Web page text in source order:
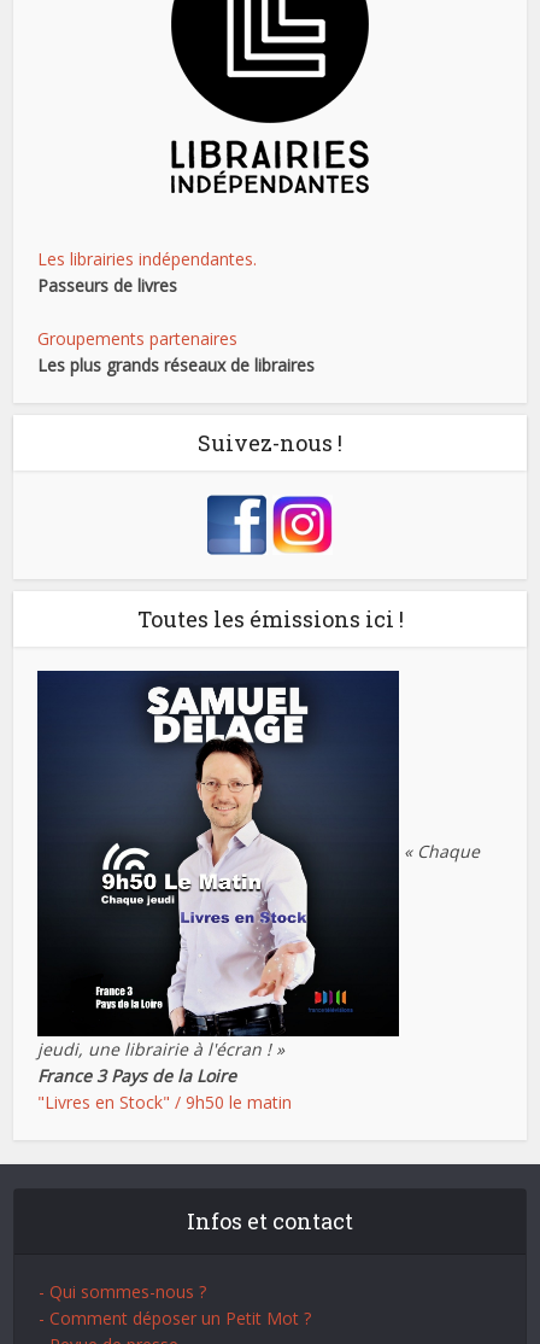
Les librairies indépendantes.
Passeurs de livres
Groupements partenaires
Les plus grands réseaux de libraires
Suivez-nous !
Toutes les émissions ici !
« Chaque
jeudi, une librairie à l'écran ! »
France 3 Pays de la Loire
"Livres en Stock" / 9h50 le matin
Infos et contact
- Qui sommes-nous ?
- Comment déposer un Petit Mot ?